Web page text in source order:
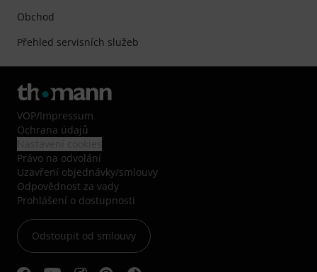
Obchod
Přehled servisních služeb
VOP/Impressum
Ochrana údajů
Právo na odvolání
Uzavření objednávky/smlouvy
Odpovědnost za vady
Prohlášení o dostupnosti
Odstoupit od smlouvy